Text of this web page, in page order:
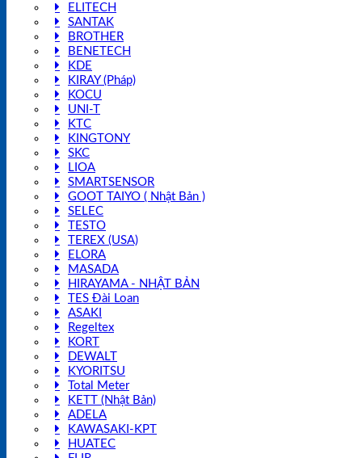
ELITECH
SANTAK
BROTHER
BENETECH
KDE
KIRAY (Pháp)
KOCU
UNI-T
KTC
KINGTONY
SKC
LIOA
SMARTSENSOR
GOOT TAIYO ( Nhật Bản )
SELEC
TESTO
TEREX (USA)
ELORA
MASADA
HIRAYAMA - NHẬT BẢN
TES Đài Loan
ASAKI
Regeltex
KORT
DEWALT
KYORITSU
Total Meter
KETT (Nhật Bản)
ADELA
KAWASAKI-KPT
HUATEC